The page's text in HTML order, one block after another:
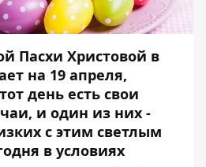
Пасхи Христовой в
на 19 апреля,
день есть свои
и один из них -
с этим светлым
в условиях